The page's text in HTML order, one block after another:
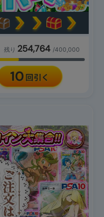
残り 254,764 /400,000